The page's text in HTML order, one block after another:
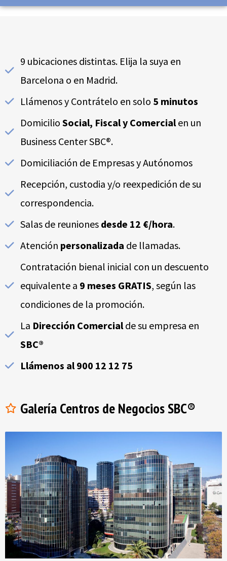
m
e
n
*
9 ubicaciones distintas. Elija la suya en
Barcelona o en Madrid.
Llámenos y Contrátelo en solo 5 minutos
Domicilio Social, Fiscal y Comercialen un
Business Center SBC®.
Domiciliación de Empresas y Autónomos
Recepción, custodia y/o reexpedición de su
correspondencia.
Salas de reuniones desde 12 €/hora.
Atención personalizada de llamadas.
Contratación bienal inicial con un descuento
equivalente a 9 meses GRATIS, según las
condiciones de la promoción.
La Dirección Comercialde su empresa en
SBC®
Llámenos al 900 12 12 75
Galería Centros de Negocios SBC®